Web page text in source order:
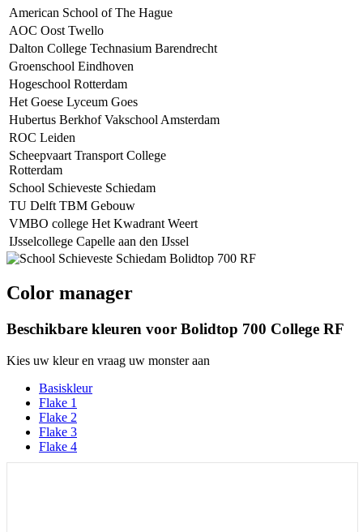
American School of The Hague
AOC Oost Twello
Dalton College Technasium Barendrecht
Groenschool Eindhoven
Hogeschool Rotterdam
Het Goese Lyceum Goes
Hubertus Berkhof Vakschool Amsterdam
ROC Leiden
Scheepvaart Transport College
Rotterdam
School Schieveste Schiedam
TU Delft TBM Gebouw
VMBO college Het Kwadrant Weert
IJsselcollege Capelle aan den IJssel
Color manager
Beschikbare kleuren voor Bolidtop 700 College RF
Kies uw kleur en vraag uw monster aan
Basiskleur
Flake 1
Flake 2
Flake 3
Flake 4